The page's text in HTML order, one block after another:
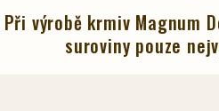
Při výrobě krmiv Magnum
suroviny pouze